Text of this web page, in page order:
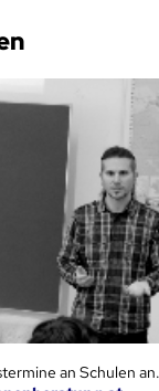
an Schulen